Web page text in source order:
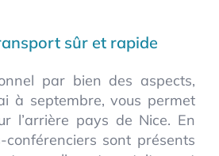
sûr et rapide
par bien des aspects,
à septembre, vous permet
l’arrière pays de Nice. En
conférenciers sont présents